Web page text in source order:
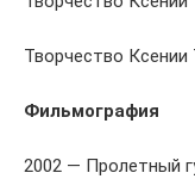
Творчество Ксении
Фильмография
2002 — Пролетный